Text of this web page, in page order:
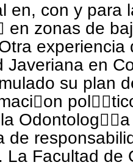
en, con y para
en zonas de
Javeriana en
su plan
de
. La Facultad de